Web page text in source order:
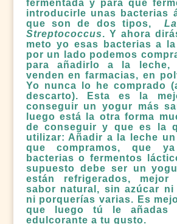
fermentada y para que
introducirle unas bacterias
que son de dos tipos,
Streptococcus. Y ahora
meto yo esas bacterias a
por un lado podemos
para añadirlo a la
venden en farmacias, en
Yo nunca lo he comprado
descarto). Esta es la
conseguir un yogur más
luego está la otra forma
de conseguir y que es la
utilizar: Añadir a la leche
que compramos, que
bacterias o fermentos
supuesto debe ser un
están refrigerados,
sabor natural, sin azúcar ni
ni porquerías varias. Es
que luego tú le añadas
edulcorante a tu gusto.